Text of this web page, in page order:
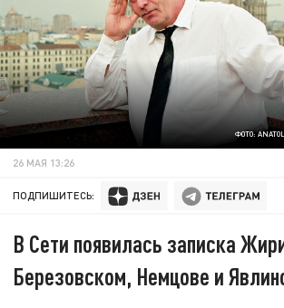
ФОТО:
26 МАЯ 13:26
ПОДПИШИТЕСЬ:
В Сети появилась записка
Березовском, Немцове и